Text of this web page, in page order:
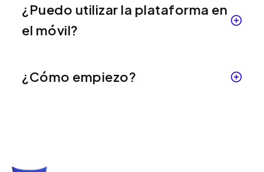
¿Puedo utilizar la plataforma en
el móvil?
¿Cómo empiezo?